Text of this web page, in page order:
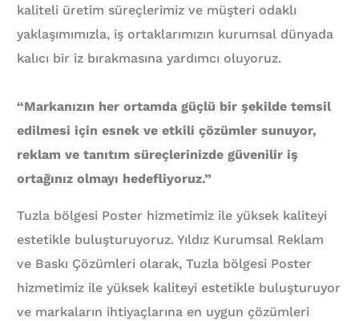
kaliteli üretim süreçlerimiz ve müşteri odaklı
yaklaşımımızla, iş ortaklarımızın kurumsal dünyada
kalıcı bir iz bırakmasına yardımcı oluyoruz.
“Markanızın her ortamda güçlü bir şekilde temsil
edilmesi için esnek ve etkili çözümler sunuyor,
reklam ve tanıtım süreçlerinizde güvenilir iş
ortağınız olmayı hedefliyoruz.”
Tuzla bölgesi Poster hizmetimiz ile yüksek kaliteyi
estetikle buluşturuyoruz. Yıldız Kurumsal Reklam
ve Baskı Çözümleri olarak, Tuzla bölgesi Poster
hizmetimiz ile yüksek kaliteyi estetikle buluşturuyor
ve markaların ihtiyaçlarına en uygun çözümleri